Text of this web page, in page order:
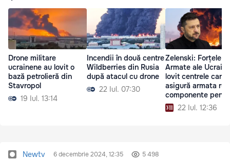
Drone militare
ucrainene au lovit o
bază petrolieră din
Stavropol
19 Iul. 13:14
Incendii în două centre
Wildberries din Rusia
după atacul cu drone
22 Iul. 07:30
Zelenski: Forțele
Armate ale
lovit centrele care
asigură armata
componente
drone22 Iul. 12:36
Newtv 6 decembrie 2024, 12:35 5 498